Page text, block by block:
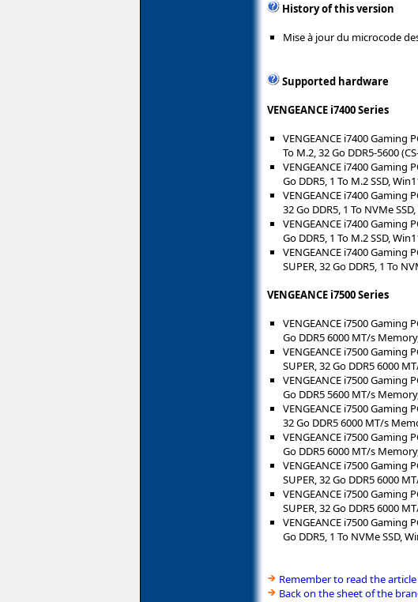
History of this version
Mise à jour du microcode
Supported hardware
VENGEANCE i7400 Series
VENGEANCE i7400 Gaming
To M.2, 32 Go DDR5-5600
VENGEANCE i7400 Gaming
Go DDR5, 1 To M.2 SSD,
VENGEANCE i7400 Gaming
32 Go DDR5, 1 To NVMe
VENGEANCE i7400 Gaming
Go DDR5, 1 To M.2 SSD,
VENGEANCE i7400 Gaming
SUPER, 32 Go DDR5, 1 To
VENGEANCE i7500 Series
VENGEANCE i7500 Gaming
Go DDR5 6000 MT/s
VENGEANCE i7500 Gaming
SUPER, 32 Go DDR5 6000
VENGEANCE i7500 Gaming
Go DDR5 5600 MT/s
VENGEANCE i7500 Gaming
32 Go DDR5 6000 MT/s
VENGEANCE i7500 Gaming
Go DDR5 6000 MT/s
VENGEANCE i7500 Gaming
SUPER, 32 Go DDR5 6000
VENGEANCE i7500 Gaming
SUPER, 32 Go DDR5 6000
VENGEANCE i7500 Gaming
Go DDR5, 1 To NVMe SSD,
Remember to read the
Back on the sheet of the